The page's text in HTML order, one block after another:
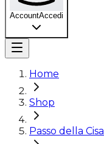
AccountAccedi
Home
Shop
Passo della Cisa